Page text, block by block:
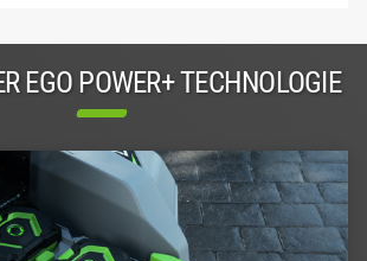
EGO POWER+ TECHNOLOGIE